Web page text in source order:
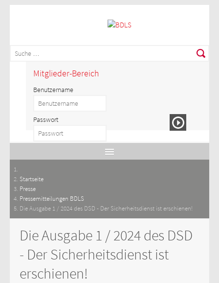
Mitglieder-Bereich
Benutzername
Passwort
Startseite
Presse
Pressemitteilungen BDLS
Die Ausgabe 1 / 2024 des DSD - Der Sicherheitsdienst ist erschienen!
Die Ausgabe 1 / 2024 des DSD
- Der Sicherheitsdienst ist
erschienen!